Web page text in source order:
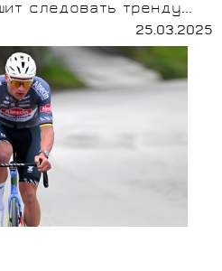
следовать тренду...
25.03.2025